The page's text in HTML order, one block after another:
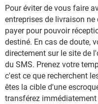
Pour éviter de vous faire
entreprises de livraison
payer pour pouvoir
destiné. En cas de doute,
directement sur le site de
du SMS. Prenez votre
c'est ce que recherchent
êtes la cible d'une
transférez